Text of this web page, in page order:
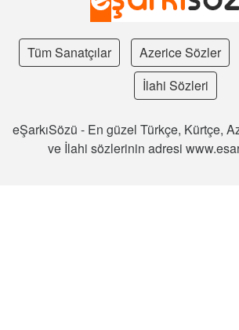
Tüm Sanatçılar Azerice Sözler
İlahi Sözleri
eŞarkıSözü - En güzel Türkçe, Kürtçe,
ve İlahi sözlerinin adresi